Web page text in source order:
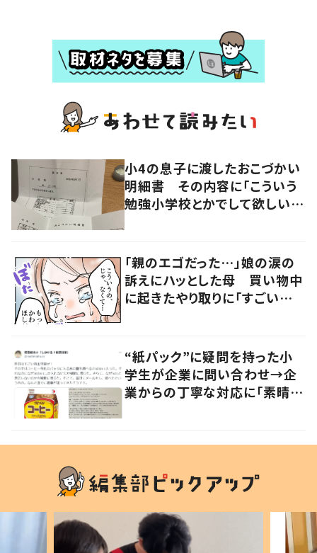
小4の息子に渡したおこづかい
明細書 その内容に「こういう
勉強小学校とかでして欲しい」
「親のエゴだった…」娘の涙の
訴えにハッとした母 買い物中
に起きたやり取りに「すごい分
“紙パック”に疑問を持った小
学生が企業に問い合わせ→企
業からの丁寧な対応に「素晴ら